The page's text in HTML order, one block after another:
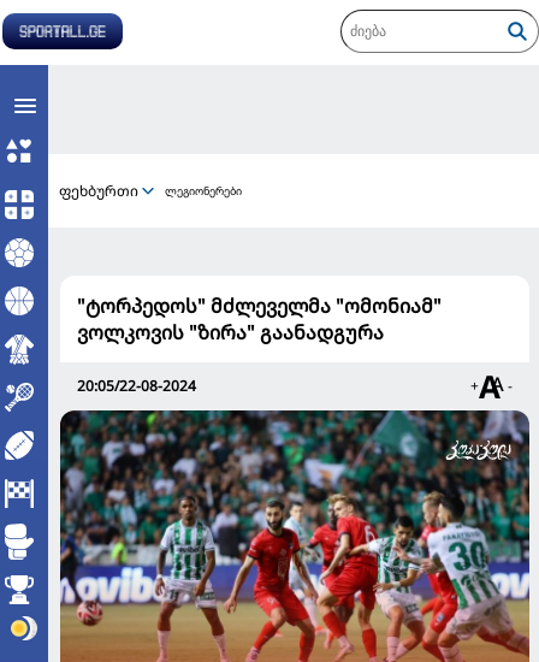
ფეხბურთი ლეგიონერები
"ტორპედოს" მძლეველმა "ომონიამ"
ვოლკოვის "ზირა" გაანადგურა
20:05/22-08-2024 + -